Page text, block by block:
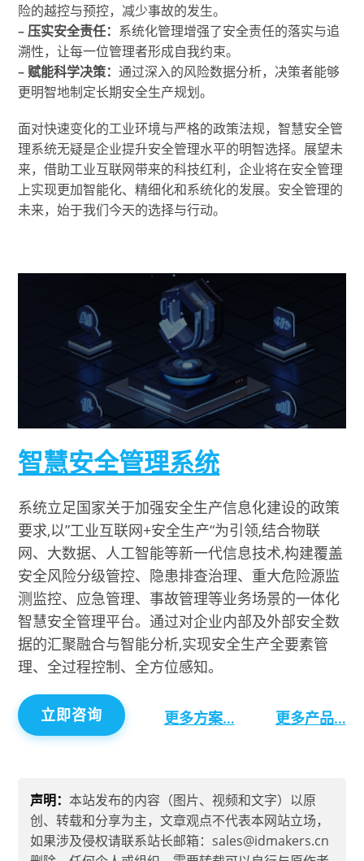
险的越控与预控，减少事故的发生。
– 压实安全责任： 系统化管理增强了安全责任的落实与追
溯性，让每一位管理者形成自我约束。
– 赋能科学决策：通过深入的风险数据分析，决策者能够
更明智地制定长期安全生产规划。
面对快速变化的工业环境与严格的政策法规，智慧安全管
理系统无疑是企业提升安全管理水平的明智选择。展望未
来，借助工业互联网带来的科技红利，企业将在安全管理
上实现更加智能化、精细化和系统化的发展。安全管理的
未来，始于我们今天的选择与行动。
智慧安全管理系统
系统立足国家关于加强安全生产信息化建设的政策
要求,以”工业互联网+安全生产“为引领,结合物联
网、大数据、人工智能等新一代信息技术,构建覆盖
安全风险分级管控、隐患排查治理、重大危险源监
测监控、应急管理、事故管理等业务场景的一体化
智慧安全管理平台。通过对企业内部及外部安全数
据的汇聚融合与智能分析,实现安全生产全要素管
理、全过程控制、全方位感知。
立即咨询 更多方案… 更多产品…
声明：本站发布的内容（图片、视频和文字）以原
创、转载和分享为主，文章观点不代表本网站立场，
如果涉及侵权请联系站长邮箱：sales@idmakers.cn